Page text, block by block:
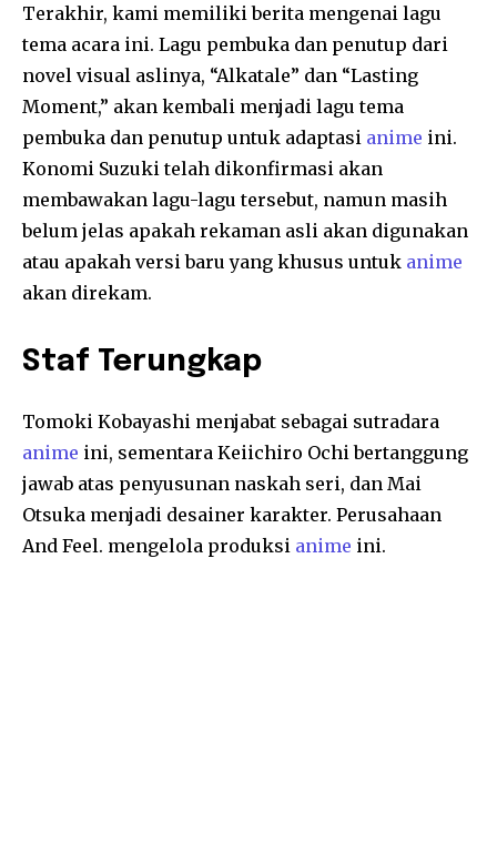
Terakhir, kami memiliki berita mengenai lagu
tema acara ini. Lagu pembuka dan penutup dari
novel visual aslinya, “Alkatale” dan “Lasting
Moment,” akan kembali menjadi lagu tema
pembuka dan penutup untuk adaptasi anime ini.
Konomi Suzuki telah dikonfirmasi akan
membawakan lagu-lagu tersebut, namun masih
belum jelas apakah rekaman asli akan digunakan
atau apakah versi baru yang khusus untuk anime
akan direkam.
Staf Terungkap
Tomoki Kobayashi menjabat sebagai sutradara
anime ini, sementara Keiichiro Ochi bertanggung
jawab atas penyusunan naskah seri, dan Mai
Otsuka menjadi desainer karakter. Perusahaan
And Feel. mengelola produksi anime ini.